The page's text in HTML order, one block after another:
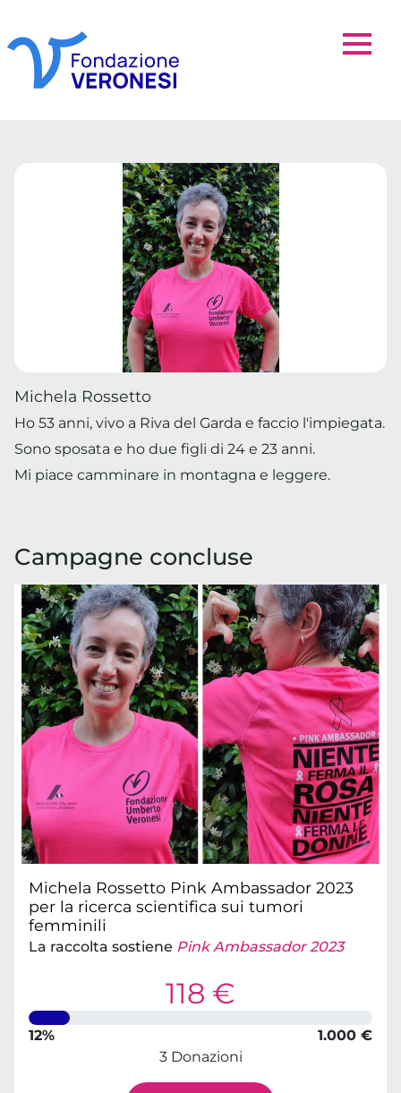
Michela Rossetto
Ho 53 anni, vivo a Riva del Garda e faccio l'impiegata.
Sono sposata e ho due figli di 24 e 23 anni.
Mi piace camminare in montagna e leggere.
Campagne concluse
Michela Rossetto Pink Ambassador 2023
per la ricerca scientifica sui tumori
femminili
La raccolta sostiene Pink Ambassador 2023
118 €
12%
1.000 €
3 Donazioni